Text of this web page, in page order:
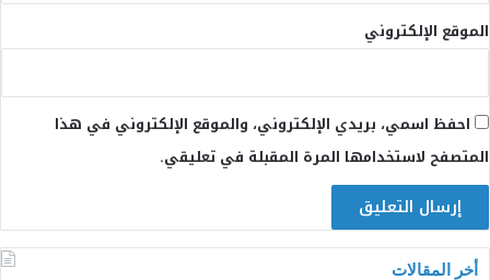
الموقع الإلكتروني
احفظ اسمي، بريدي الإلكتروني، والموقع الإلكتروني في هذا
المتصفح لاستخدامها المرة المقبلة في تعليقي.
أخر المقالات